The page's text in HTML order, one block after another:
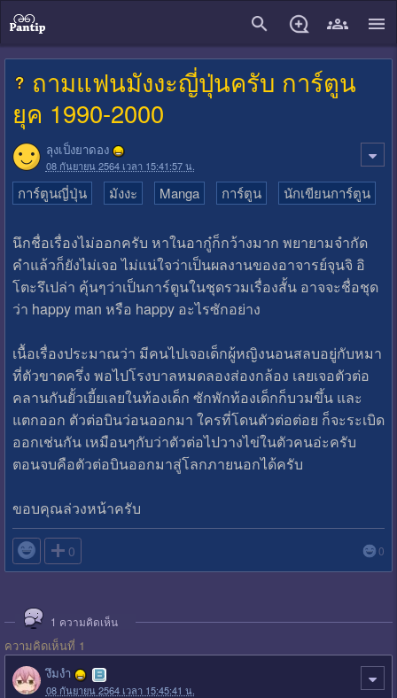
ถามแฟนมังงะญี่ปุ่นครับ การ์ตูน
ยุค 1990-2000
ลุงเป็งยาดอง
08 กันยายน 2564 เวลา 15:41:57 น.
การ์ตูนญี่ปุ่น มังงะ Manga การ์ตูน นักเขียนการ์ตูน
นึกชื่อเรื่องไม่ออกครับ หาในอากู๋ก็กว้างมาก พยายามจำกัด
คำแล้วก็ยังไม่เจอ ไม่แน่ใจว่าเป็นผลงานของอาจารย์จุนจิ อิ
โตะรึเปล่า คุ้นๆว่าเป็นการ์ตูนในชุดรวมเรื่องสั้น อาจจะชื่อชุด
ว่า happy man หรือ happy อะไรซักอย่าง
เนื้อเรื่องประมาณว่า มีคนไปเจอเด็กผู้หญิงนอนสลบอยู่กับหมา
ที่ตัวขาดครึ่ง พอไปโรงบาลหมดลองส่องกล้อง เลยเจอตัวต่อ
คลานกันยั้วเยี้ยเลยในท้องเด็ก ซักพักท้องเด็กก็บวมขึ้น และ
แตกออก ตัวต่อบินว่อนออกมา ใครที่โดนตัวต่อต่อย ก็จะระเบิด
ออกเช่นกัน เหมือนๆกับว่าตัวต่อไปวางไข่ในตัวคนอ่ะครับ
ตอนจบคือตัวต่อบินออกมาสู่โลกภายนอกได้ครับ
ขอบคุณล่วงหน้าครับ
 0 0
1 ความคิดเห็น
ความคิดเห็นที่ 1
งึมงำ
08 กันยายน 2564 เวลา 15:45:41 น.
close